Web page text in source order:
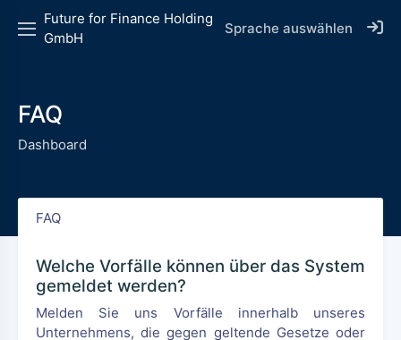
Future for Finance Holding
GmbH
Sprache auswählen
FAQ
Dashboard
FAQ
Welche Vorfälle können über das System
gemeldet werden?
Melden Sie uns Vorfälle innerhalb unseres
Unternehmens, die gegen geltende Gesetze oder